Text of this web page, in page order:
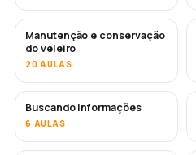
Manutenção e conservação
do veleiro
20 AULAS
Buscando informações
6 AULAS